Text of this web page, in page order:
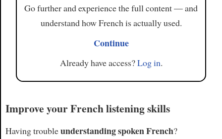
Go further and experience the full content — and
understand how French is actually used.
Continue
Already have access?Log in.
Improve your French listening skills
Having troubleunderstanding spoken French?